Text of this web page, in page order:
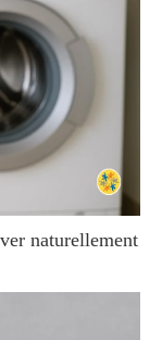
naturellement